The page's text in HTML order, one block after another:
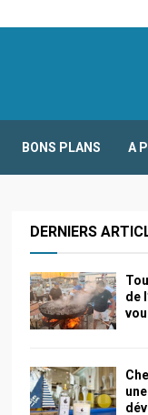
BONS PLANS A
DERNIERS
de